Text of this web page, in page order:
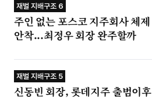
재벌 지배구조 6
주인 없는 포스코 지주회사 체제
안착...최정우 회장 완주할까
재벌 지배구조 5
신동빈 회장, 롯데지주 출범이후